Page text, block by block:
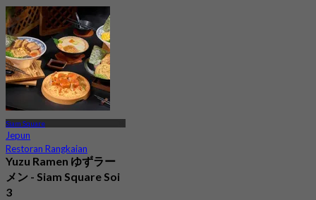
Siam Square
Jepun
Restoran Rangkaian
Yuzu Ramen ゆずラー
メン - Siam Square Soi
3